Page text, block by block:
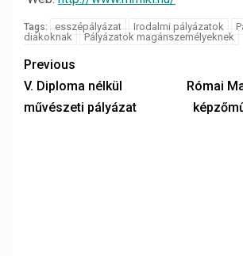
Tags: esszépályázat Irodalmi pályázatok
diákoknak
Pályázatok magánszemélyeknek
Previous
V. Diploma nélkül
művészeti pályázat
Római